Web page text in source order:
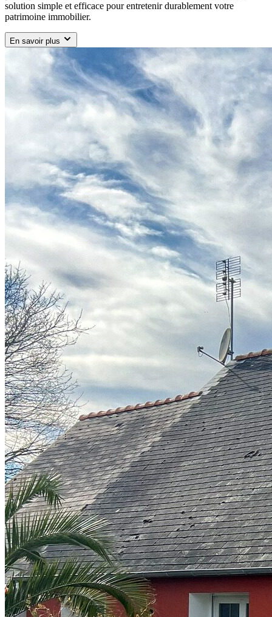
solution simple et efficace pour entretenir durablement votre
patrimoine immobilier.
En savoir plus